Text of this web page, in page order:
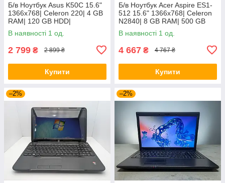
Б/в Ноутбук Asus K50C 15.6"
1366x768| Celeron 220| 4 GB
RAM| 120 GB HDD|
В наявності 1 од.
2 799 ₴ 2 899 ₴
Купити
Б/в Ноутбук Acer Aspire ES1-
512 15.6" 1366x768| Celeron
N2840| 8 GB RAM| 500 GB
HDD| HD
В наявності 1 од.
4 667 ₴ 4 767 ₴
Купити
–2% –2%